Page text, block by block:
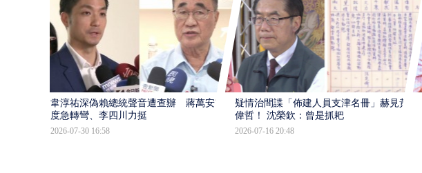
韋淳祐深偽賴總統聲音遭查辦 蔣萬安態
度急轉彎、李四川力挺
2026-07-30 16:58
疑情治間諜「佈建人員支津名冊」赫見黃
偉哲！ 沈榮欽：曾是抓耙
2026-07-16 20:48